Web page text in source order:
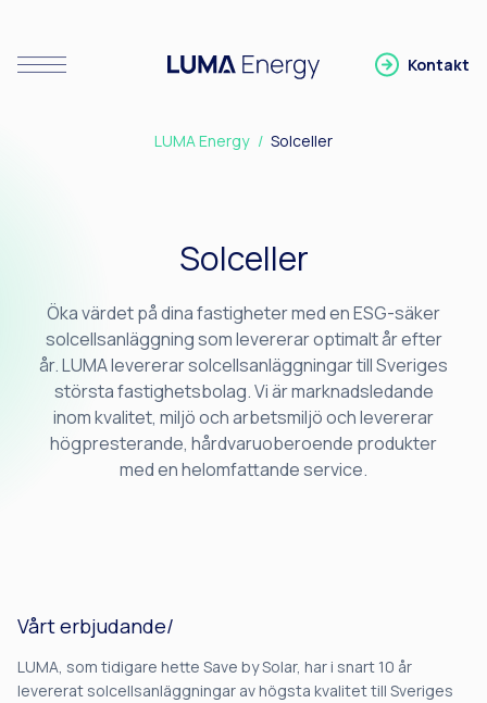
Visa/Stäng meny
Kontakt
LUMA Energy Solceller
Solceller
Öka värdet på dina fastigheter med en ESG-säker
solcellsanläggning som levererar optimalt år efter
år. LUMA levererar solcellsanläggningar till Sveriges
största fastighetsbolag. Vi är marknadsledande
inom kvalitet, miljö och arbetsmiljö och levererar
högpresterande, hårdvaruoberoende produkter
med en helomfattande service.
Vårt erbjudande/
LUMA, som tidigare hette Save by Solar, har i snart 10 år
levererat solcellsanläggningar av högsta kvalitet till Sveriges